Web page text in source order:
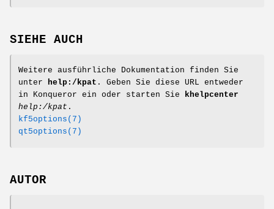
SIEHE AUCH
Weitere ausführliche Dokumentation finden Sie
unter help:/kpat . Geben Sie diese URL entweder
in Konqueror ein oder starten Sie khelpcenter
help:/kpat .
kf5options(7)
qt5options(7)
AUTOR